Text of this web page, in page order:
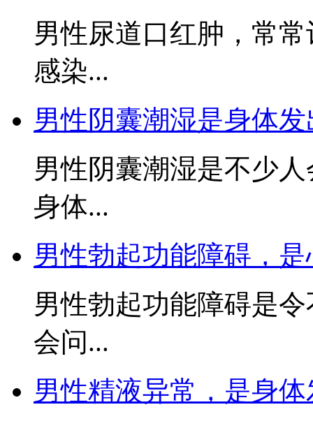
男性尿道口红肿，常
感染...
男性阴囊潮湿是身体
男性阴囊潮湿是不少
身体...
男性勃起功能障碍，
男性勃起功能障碍是
会问...
男性精液异常，是身